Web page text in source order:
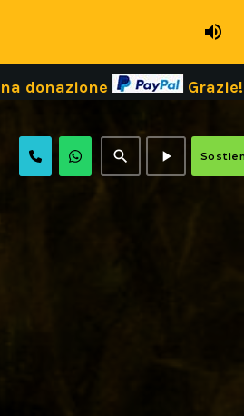
volume_up
Grazie! Dona il
search play_arrow